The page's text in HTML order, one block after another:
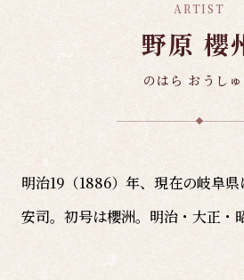
ARTIST
野原 櫻
のはら おうしゅ
明治19（1886）年、現在の岐阜
安司。初号は櫻洲。明治・大正・